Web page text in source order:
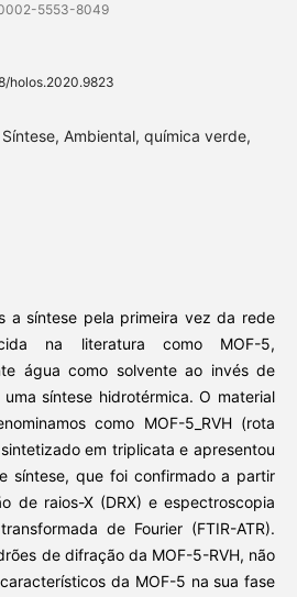
5553-8049
holos.2020.9823
Síntese, Ambiental, química verde,
a síntese pela primeira vez da rede
na literatura como MOF-5,
água como solvente ao invés de
síntese hidrotérmica. O material
como MOF-5_RVH (rota
em triplicata e apresentou
síntese, que foi confirmado a partir
de raios-X (DRX) e espectroscopia
de Fourier (FTIR-ATR).
de difração da MOF-5-RVH, não
da MOF-5 na sua fase